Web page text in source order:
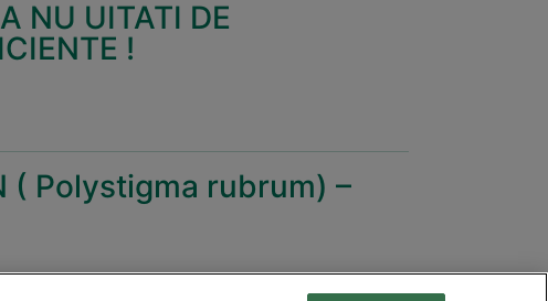
NU UITATI DE
!
( Polystigma rubrum) –